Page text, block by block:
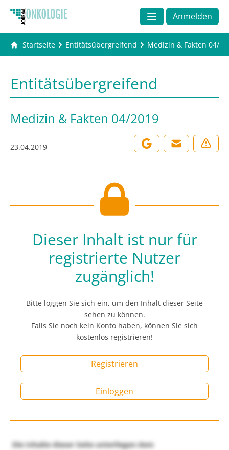
Anmelden
Startseite Entitätsübergreifend Medizin & Fakten 04/
Entitätsübergreifend
Medizin & Fakten 04/2019
23.04.2019
Dieser Inhalt ist nur für
registrierte Nutzer
zugänglich!
Bitte loggen Sie sich ein, um den Inhalt dieser Seite
sehen zu können.
Falls Sie noch kein Konto haben, können Sie sich
kostenlos registrieren!
Registrieren
Einloggen
Die Inhalte dieser Seite unterliegen dem